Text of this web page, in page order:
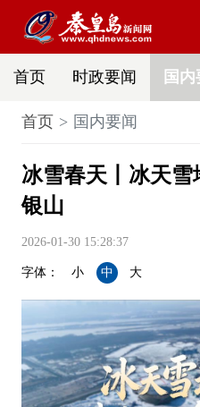
首页 时政要闻 国内
首页 国内要闻
冰雪春天丨冰天
银山
2026-01-30 15:28:37
字体： 小 中 大